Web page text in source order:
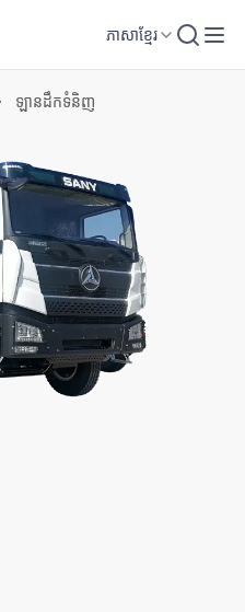
ភាសាខ្មែរ
ឡានដឹកទំនិញ